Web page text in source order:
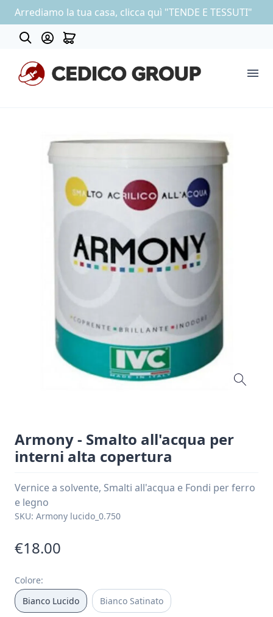
Arrediamo la tua casa, clicca quì "TENDE E TESSUTI"
COLLEZIONE CARTA DA PARATI
OUTLET
Armony - Smalto all'acqua per
interni alta copertura
Vernice a solvente, Smalti all'acqua e Fondi per ferro
e legno
SKU: Armony lucido_0.750
€18.00
Colore:
Bianco Lucido
Bianco Satinato